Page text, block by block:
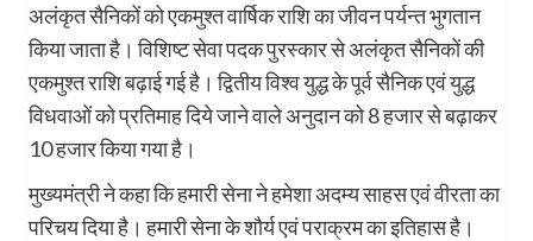
अलंकृत सैनिकों को एकमुश्त वार्षिक राशि का जीवन पर्यन्त भुगतान
किया जाता है। विशिष्ट सेवा पदक पुरस्कार से अलंकृत सैनिकों की
एकमुश्त राशि बढ़ाई गई है। द्वितीय विश्व युद्ध के पूर्व सैनिक एवं युद्ध
विधवाओं को प्रतिमाह दिये जाने वाले अनुदान को 8 हजार से बढ़ाकर
10 हजार किया गया है।
मुख्यमंत्री ने कहा कि हमारी सेना ने हमेशा अदम्य साहस एवं वीरता का
परिचय दिया है। हमारी सेना के शौर्य एवं पराक्रम का इतिहास है।